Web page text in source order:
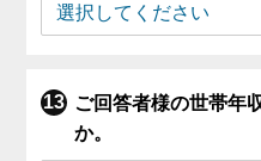
ご回答者様の世帯年
か。